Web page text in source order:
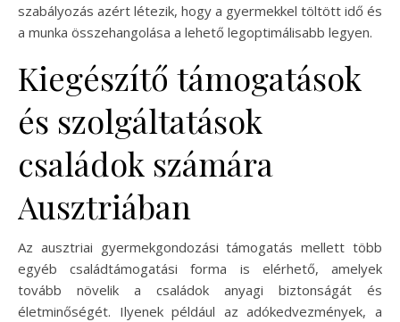
szabályozás azért létezik, hogy a gyermekkel töltött idő és
a munka összehangolása a lehető legoptimálisabb legyen.
Kiegészítő támogatások
és szolgáltatások
családok számára
Ausztriában
Az ausztriai gyermekgondozási támogatás mellett több
egyéb családtámogatási forma is elérhető, amelyek
tovább növelik a családok anyagi biztonságát és
életminőségét. Ilyenek például az adókedvezmények, a